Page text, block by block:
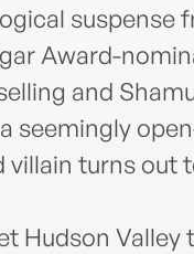
suspense
Award-
and
seemingly
turns out
Hudson Valley